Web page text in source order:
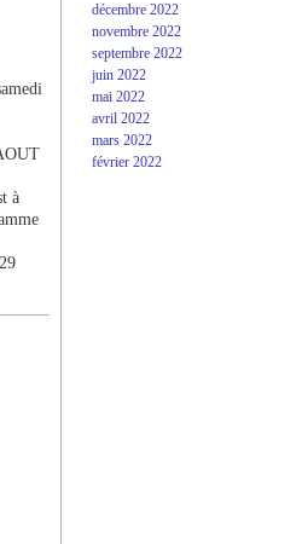
à
décembre 2022
novembre 2022
septembre 2022
juin 2022
mai 2022
avril 2022
mars 2022
février 2022